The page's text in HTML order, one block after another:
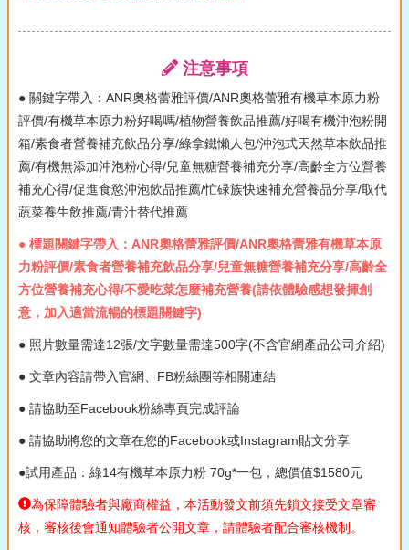
注意事項
● 關鍵字帶入：ANR奧格蕾雅評價/ANR奧格蕾雅有機草本原力粉
評價/有機草本原力粉好喝嗎/植物營養飲品推薦/好喝有機沖泡粉開
箱/素食者營養補充飲品分享/綠拿鐵懶人包/沖泡式天然草本飲品推
薦/有機無添加沖泡粉心得/兒童無糖營養補充分享/高齡全方位營養
補充心得/促進食慾沖泡飲品推薦/忙碌族快速補充營養品分享/取代
蔬菜養生飲推薦/青汁替代推薦
● 標題關鍵字帶入：ANR奧格蕾雅評價/ANR奧格蕾雅有機草本原
力粉評價/素食者營養補充飲品分享/兒童無糖營養補充分享/高齡全
方位營養補充心得/不愛吃菜怎麼補充營養(請依體驗感想發揮創
意，加入適當流暢的標題關鍵字)
● 照片數量需達12張/文字數量需達500字(不含官網產品公司介紹)
● 文章內容請帶入官網、FB粉絲團等相關連結
● 請協助至Facebook粉絲專頁完成評論
● 請協助將您的文章在您的Facebook或Instagram貼文分享
●試用產品：綠14有機草本原力粉 70g*一包，總價值$1580元
為保障體驗者與廠商權益，本活動發文前須先鎖文接受文章審
核，審核後會通知體驗者公開文章，請體驗者配合審核機制。